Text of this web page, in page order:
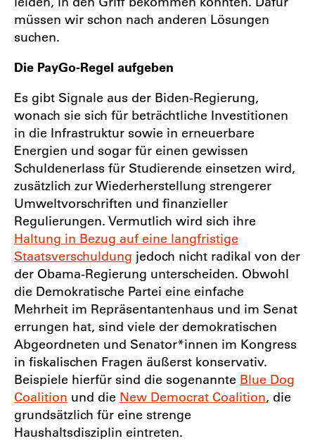
müssen wir schon nach anderen Lösungen
suchen.
Die PayGo-Regel aufgeben
Es gibt Signale aus der Biden-Regierung,
wonach sie sich für beträchtliche Investitionen
in die Infrastruktur sowie in erneuerbare
Energien und sogar für einen gewissen
Schuldenerlass für Studierende einsetzen wird,
zusätzlich zur Wiederherstellung strengerer
Umweltvorschriften und finanzieller
Regulierungen. Vermutlich wird sich ihre
Haltung in Bezug auf eine langfristige
Staatsverschuldung jedoch nicht radikal von der
der Obama-Regierung unterscheiden. Obwohl
die Demokratische Partei eine einfache
Mehrheit im Repräsentantenhaus und im Senat
errungen hat, sind viele der demokratischen
Abgeordneten und Senator*innen im Kongress
in fiskalischen Fragen äußerst konservativ.
Beispiele hierfür sind die sogenannte Blue Dog
Coalition und die New Democrat Coalition, die
grundsätzlich für eine strenge
Haushaltsdisziplin eintreten.